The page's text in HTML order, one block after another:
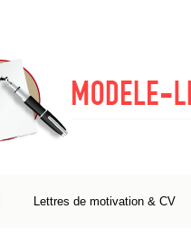
Lettres de motivation & CV